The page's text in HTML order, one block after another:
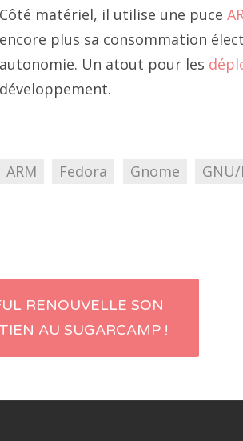
Côté matériel, il utilise une puce
encore plus sa consommation
autonomie. Un atout pour les
développement.
ARM Fedora Gnome
d'article
RENOUVELLE SON
AU SUGARCAMP !